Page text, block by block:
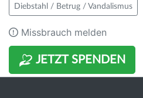
JETZT SPENDEN
Diebstahl / Betrug / Vandalismus
Missbrauch melden